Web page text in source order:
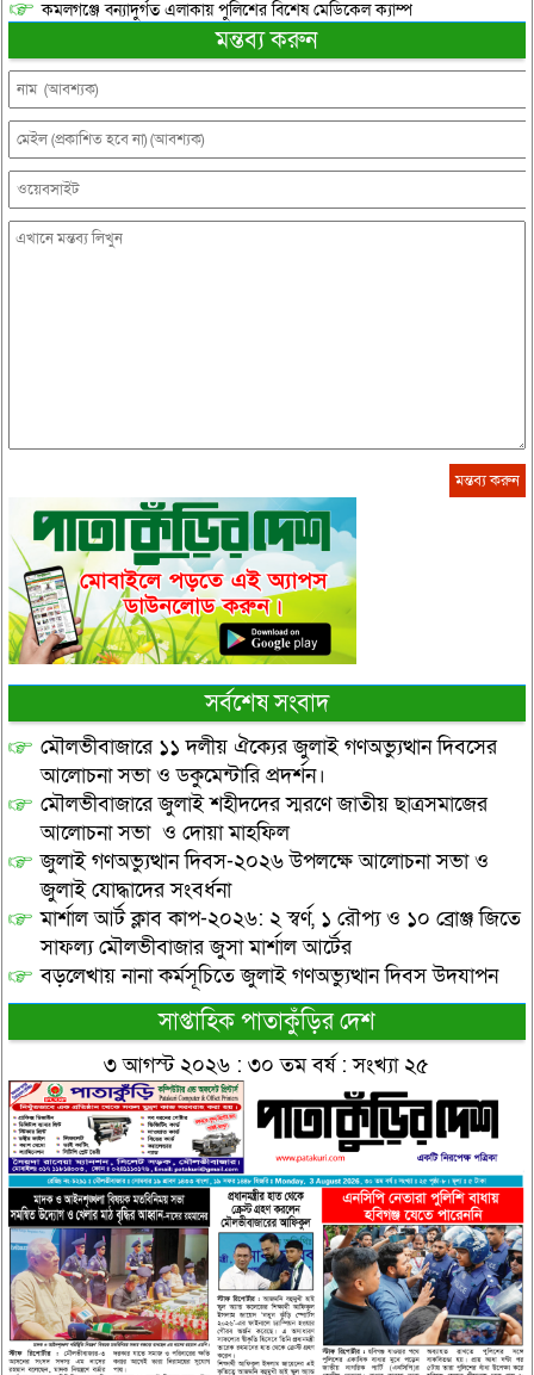
কমলগঞ্জে বন্যাদুর্গত এলাকায় পুলিশের বিশেষ মেডিকেল ক্যাম্প
মন্তব্য করুন
সর্বশেষ সংবাদ
মৌলভীবাজারে ১১ দলীয় ঐক্যের জুলাই গণঅভ্যুত্থান দিবসের
আলোচনা সভা ও ডকুমেন্টারি প্রদর্শন।
মৌলভীবাজারে জুলাই শহীদদের স্মরণে জাতীয় ছাত্রসমাজের
আলোচনা সভা ও দোয়া মাহফিল
জুলাই গণঅভ্যুত্থান দিবস-২০২৬ উপলক্ষে আলোচনা সভা ও
জুলাই যোদ্ধাদের সংবর্ধনা
মার্শাল আর্ট ক্লাব কাপ-২০২৬: ২ স্বর্ণ, ১ রৌপ্য ও ১০ ব্রোঞ্জ জিতে
সাফল্য মৌলভীবাজার জুসা মার্শাল আর্টের
বড়লেখায় নানা কর্মসূচিতে জুলাই গণঅভ্যুত্থান দিবস উদযাপন
সাপ্তাহিক পাতাকুঁড়ির দেশ
৩ আগস্ট ২০২৬ : ৩০ তম বর্ষ : সংখ্যা ২৫